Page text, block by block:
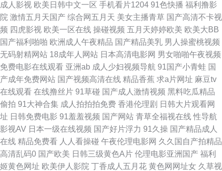
类性 国产ts伪娘在线 欧美曰逼 91网站永久 户外激情露出 天天操WWW 久热
伊人88 午夜影院污av 东京热色综合 日本69式视频 91系列在线视频 久草资
源视频 午夜波多解衣 大香蕉网超碰 欧洲三级片 91海角 韩日日精 手机看片
玖玖草 成人看片网站 欧亚影院 91红杏社区在线 黑料嫩草人人精品 丝袜美腿
影音先锋 www91一区 欧美肏屄狂欢 1024成人网站 久久狠狠爱 在线免费毛
片 国产91大香蕉 日本超碰 av片网站 男女操操 91老司机综合热 久久艹视频
破解 亚洲黄色大片网站 大香蕉伊人操 午夜少妇影院 福利社淫乱网 日韩三级
成人影视 欧美日韩中文一区 手机看片1204 91色快播 福利撸影
院 激情五月天国产 综合网五月天 美女主播青草 国产高清不卡视
频 四虎影视 欧美一区在线 操碰视频 五月天婷婷欧美 欧美大BB
国产福利啪啪 欧洲成人午夜精品 国产精品美乳 男人操蜜桃视频
无码射精网站 18成年人网站 日本高清电影网 男女啪啪午夜视频
免费电影在线观看 亚洲ab 成人少妇视频导航 91国产小青蛙 国
产成年免费网站 国产视频高清在线 精品香蕉 求a片网址 麻豆tv
在线观看 在线撸丝片 91草碰 国产成人激情视频 黑料吃瓜精品
偷拍 91大神合集 成人拍拍拍免费 香港伦理剧 日韩大片观看网
址 日韩免费电影 91羞羞视频 国产网站 青草全福视在线 性导航
影视AV 日本一级在线视频 国产好片浮力 91久操 国产精品成人
在线 精品免费看 人人看操碰 午夜伦理电影网 久久国自产拍精品
高清乱码0 国产欧美 日韩三级黄色A片 伦理电影亚洲国产 福利
姬黄色网址 欧美伊人影院 丁香成人五月花 黄色网网址女 久草视